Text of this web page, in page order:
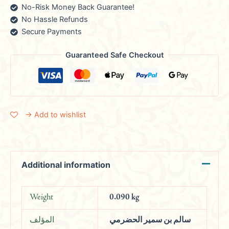
No-Risk Money Back Guarantee!
No Hassle Refunds
Secure Payments
Guaranteed Safe Checkout
→ Add to wishlist
Additional information
Weight 0.090 kg
المؤلف سالم بن سمير الحضرمي